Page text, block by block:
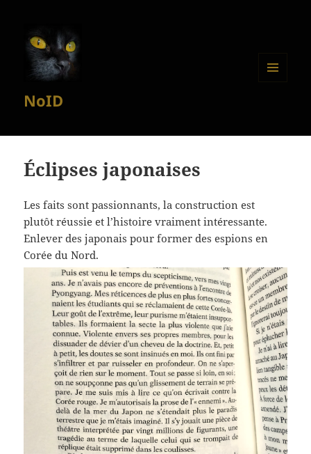
NoID
Éclipses japonaises
Les faits sont passionnants, la construction est
plutôt réussie et l’histoire vraiment intéressante.
Enlever des japonais pour former des espions en
Corée du Nord.